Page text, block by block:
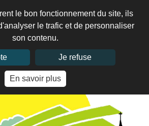
le bon fonctionnement du site, ils
le trafic et de personnaliser
son contenu.
Je refuse
En savoir plus